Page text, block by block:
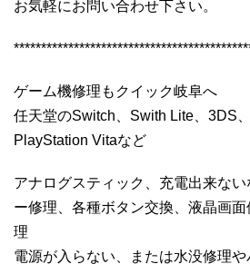
お気軽にお問い合わせ下さい。
ゲーム機修理もクイック岐阜へ
任天堂のSwitch、Swith Lite、3DS
PlayStation Vitaなど
アナログスティック、充電出来な
ー修理、各種ボタン交換、液晶画
理
電源が入らない、または水没修理